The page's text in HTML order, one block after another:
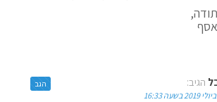
תודה,
אסף
הגיב: הגב